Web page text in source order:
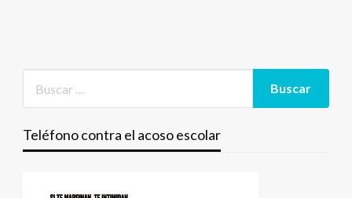
Teléfono contra el acoso escolar